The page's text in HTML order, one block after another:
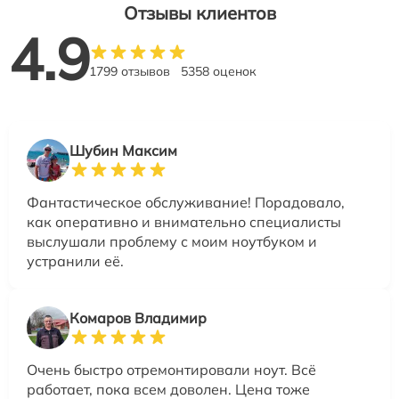
Отзывы клиентов
4.91799 отзывов 5358 оценок
Шубин Максим
Фантастическое обслуживание! Порадовало,
как оперативно и внимательно специалисты
выслушали проблему с моим ноутбуком и
устранили её.
Комаров Владимир
Очень быстро отремонтировали ноут. Всё
работает, пока всем доволен. Цена тоже